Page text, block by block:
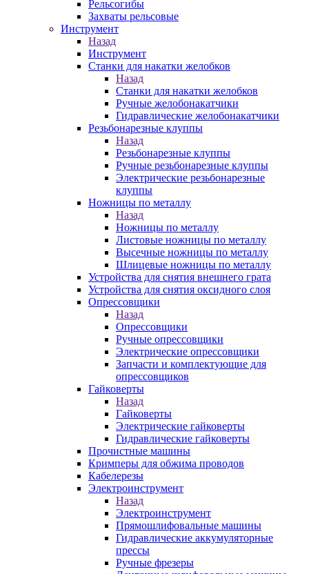
Рельсогибы
Захваты рельсовые
Инструмент
Назад
Инструмент
Станки для накатки желобков
Назад
Станки для накатки желобков
Ручные желобонакатчики
Гидравлические желобонакатчики
Резьбонарезные клуппы
Назад
Резьбонарезные клуппы
Ручные резьбонарезные клуппы
Электрические резьбонарезные
клуппы
Ножницы по металлу
Назад
Ножницы по металлу
Листовые ножницы по металлу
Высечные ножницы по металлу
Шлицевые ножницы по металлу
Устройства для снятия внешнего грата
Устройства для снятия оксидного слоя
Опрессовщики
Назад
Опрессовщики
Ручные опрессовщики
Электрические опрессовщики
Запчасти и комплектующие для
опрессовщиков
Гайковерты
Назад
Гайковерты
Электрические гайковерты
Гидравлические гайковерты
Прочистные машины
Кримперы для обжима проводов
Кабелерезы
Электроинструмент
Назад
Электроинструмент
Прямошлифовальные машины
Гидравлические аккумуляторные
прессы
Ручные фрезеры